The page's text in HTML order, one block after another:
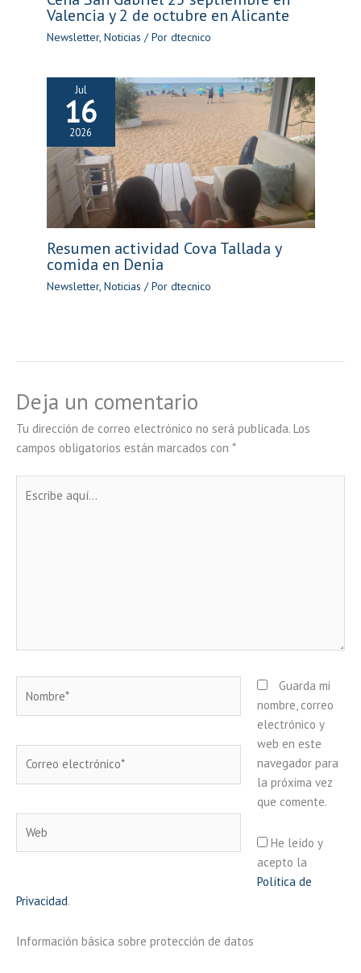
Valencia y 2 de octubre en Alicante
Newsletter, Noticias / Por dtecnico
Jul
16
2026
Resumen actividad Cova Tallada y
comida en Denia
Newsletter, Noticias / Por dtecnico
Deja un comentario
Tu dirección de correo electrónico no será publicada. Los
campos obligatorios están marcados con *
aquí...
electrónico*
Guarda mi
nombre, correo
electrónico y
web en este
navegador para
la próxima vez
que comente.
He leído y
acepto la
Política de
Privacidad.
Información básica sobre protección de datos